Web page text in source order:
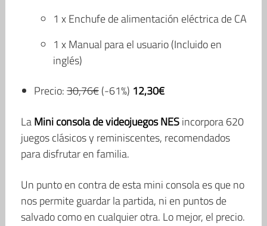
1 x Enchufe de alimentación eléctrica de CA
1 x Manual para el usuario (Incluido en
inglés)
Precio:30,76€(-61%) 12,30€
LaMini consola de videojuegos NESincorpora 620
juegos clásicos y reminiscentes, recomendados
para disfrutar en familia.
Un punto en contra de esta mini consola es que no
nos permite guardar la partida, ni en puntos de
salvado como en cualquier otra. Lo mejor, el precio.